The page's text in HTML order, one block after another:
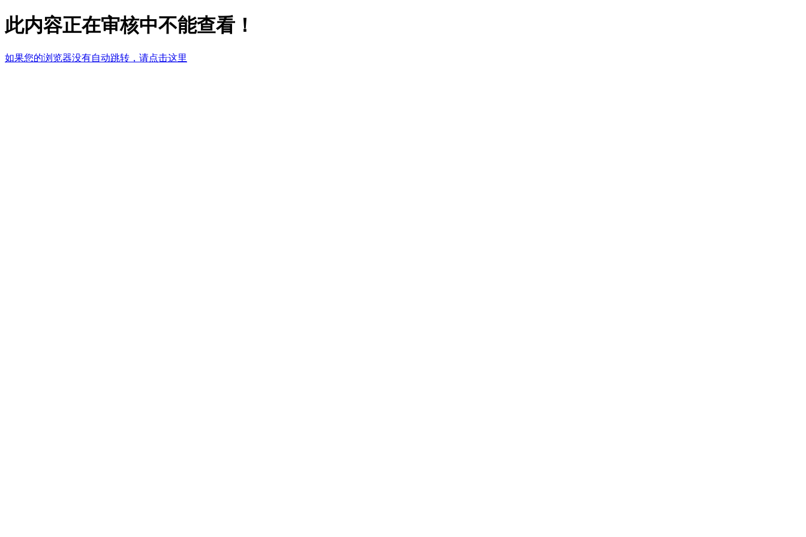
此内容正在审核中不能查看！
如果您的浏览器没有自动跳转，请点击这里